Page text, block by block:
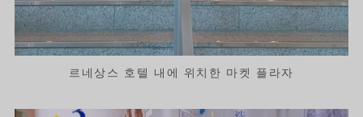
르네상스 호텔 내에 위치한 마켓 플라자